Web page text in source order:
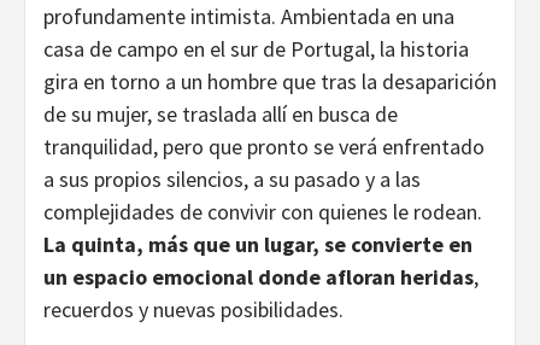
profundamente intimista. Ambientada en una
casa de campo en el sur de Portugal, la historia
gira en torno a un hombre que tras la desaparición
de su mujer, se traslada allí en busca de
tranquilidad, pero que pronto se verá enfrentado
a sus propios silencios, a su pasado y a las
complejidades de convivir con quienes le rodean.
La quinta, más que un lugar, se convierte en
un espacio emocional donde afloran heridas,
recuerdos y nuevas posibilidades.